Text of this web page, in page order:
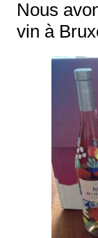
Nous
vin à